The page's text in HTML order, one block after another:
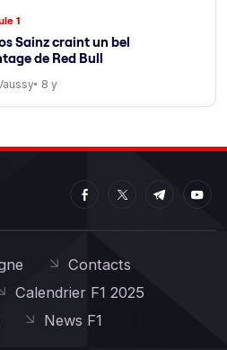
1
Sainz craint un bel
de Red Bull
8 y
Contacts
Calendrier F1 2025
News F1